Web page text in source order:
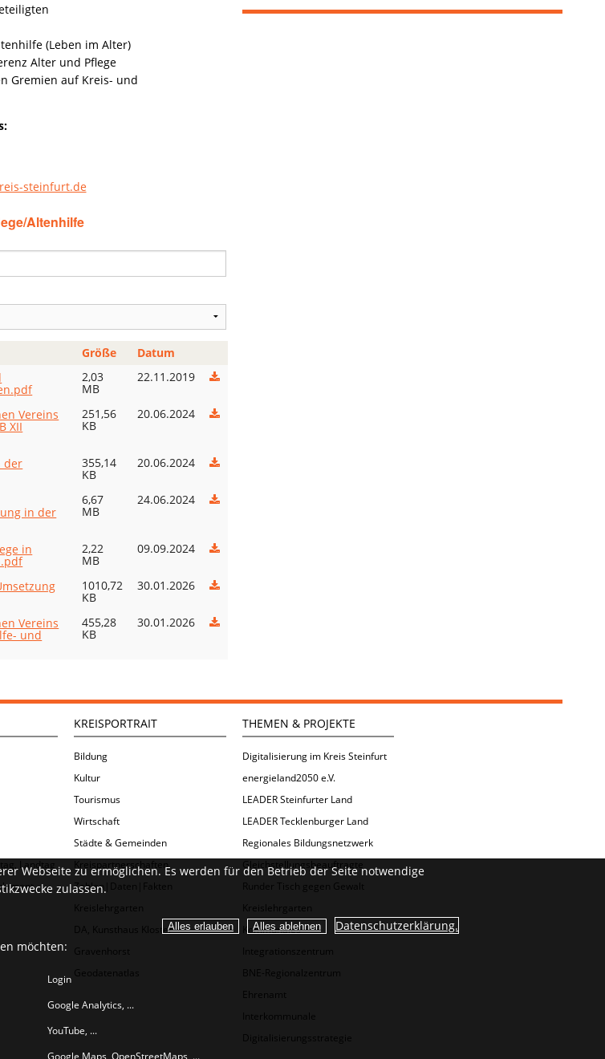
(Leben im Alter)
Alter und Pflege
Gremien auf Kreis- und
steinfurt.de
Altenhilfe
Größe
Datum
2,03
MB
22.11.2019
Vereins
XII
251,56
KB
20.06.2024
der 355,14
KB
20.06.2024
in der
6,67
MB
24.06.2024
in 2,22
MB
09.09.2024
1010,72
KB
30.01.2026
Vereins
und
455,28
KB
30.01.2026
Landtag
KREISPORTRAIT
Bildung
Kultur
Tourismus
Wirtschaft
Städte & Gemeinden
Kreispartnerschaften
Zahlen|Daten|Fakten
Kreislehrgarten
DA, Kunsthaus Kloster
Gravenhorst
Geodatenatlas
THEMEN & PROJEKTE
Digitalisierung im Kreis Steinfurt
energieland2050 e.V.
LEADER Steinfurter Land
LEADER Tecklenburger Land
Regionales Bildungsnetzwerk
Gleichstellungsbeauftragte
Runder Tisch gegen Gewalt
Kreislehrgarten
Kommunales
Integrationszentrum
BNE-Regionalzentrum
Ehrenamt
Interkommunale
Digitalisierungsstrategie
Webseite zu ermöglichen. Es werden für den Betrieb der Seite notwendige
zulassen.
Datenschutzerklärung.
möchten:
Login
Google Analytics, ...
YouTube, ...
Google Maps, OpenStreetMaps, ...